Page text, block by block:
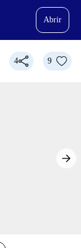
Abrir
4 9